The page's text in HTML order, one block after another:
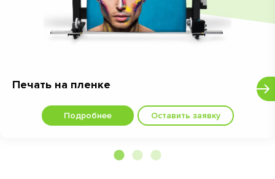
Печать на пленке
Подробнее Оставить заявку